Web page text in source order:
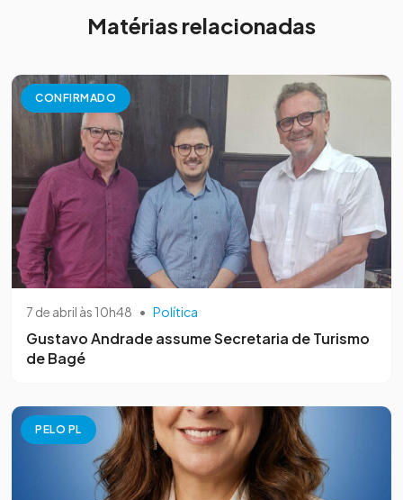
Matérias relacionadas
CONFIRMADO
7 de abril às 10h48 • Política
Gustavo Andrade assume Secretaria de Turismo
de Bagé
PELO PL